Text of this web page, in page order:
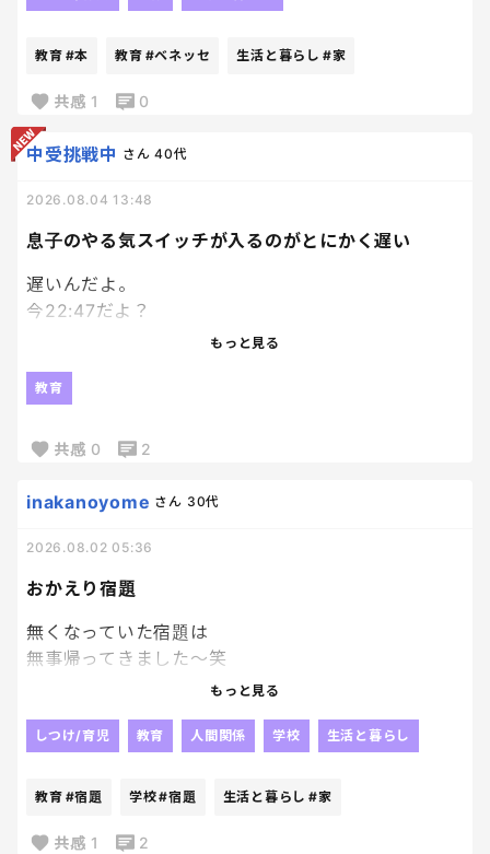
絵本大好き人間の長男にと、
ちょっと想定外にちゃんとした本届いてびっくり。
笑
ていうか普通の本！
Ｗ抽選付のものだったんだけど、
あまりにちゃんとした本届いたから、
教育 #本 教育 #ベネッセ 生活と暮らし #家
共感 1 0
息子のやる気スイッチが入るのがとにかく遅い
中受挑戦中 さん 40代
2026.08.04 13:48
遅いんだよ。
今22:47だよ？
エンジンかかり始めたのが22時過ぎってなんなん。
模試の解き直ししてるのはえらいよ！
って嬉しいよ！？
でもね、時間見て？
パワプロやってる場合ちゃうかったよね？
もっと見る
教育
共感 0 2
おかえり宿題
inakanoyome さん 30代
2026.08.02 05:36
無くなっていた宿題は
無事帰ってきました～笑
やっぱり人の「見た」とか
じゃないかなぁ～って思っていた通り、
2日後に
毎日荷物開けないパターンね！？笑
もっと見る
しつけ/育児 教育 人間関係 学校 生活と暮らし
教育 #宿題 学校#宿題 生活と暮らし #家
共感 1 2